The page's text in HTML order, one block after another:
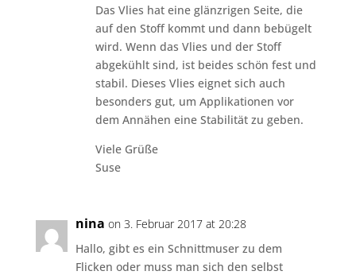
Das Vlies hat eine glänzrigen Seite, die
auf den Stoff kommt und dann bebügelt
wird. Wenn das Vlies und der Stoff
abgekühlt sind, ist beides schön fest und
stabil. Dieses Vlies eignet sich auch
besonders gut, um Applikationen vor
dem Annähen eine Stabilität zu geben.
Viele Grüße
Suse
nina on 3. Februar 2017 at 20:28
Hallo, gibt es ein Schnittmuser zu dem
Flicken oder muss man sich den selbst